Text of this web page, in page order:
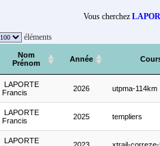
Vous cherchez
éléments
Nom
Prénom
Année
LAPORTE
Francis
2026 utpma-114km
LAPORTE
Francis
2025 templiers
LAPORTE